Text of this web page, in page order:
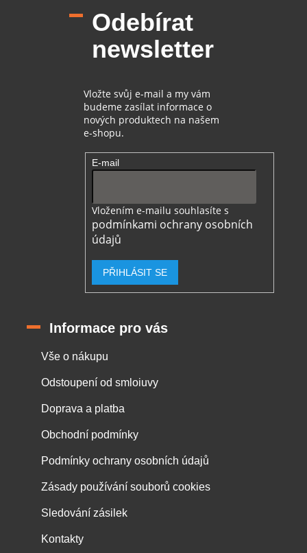
Odebírat
newsletter
Vložte svůj e-mail a my vám
budeme zasílat informace o
nových produktech na našem
e-shopu.
E-mail
Vložením e-mailu souhlasíte s
podmínkami ochrany osobních
údajů
PŘIHLÁSIT SE
Informace pro vás
Vše o nákupu
Odstoupení od smloiuvy
Doprava a platba
Obchodní podmínky
Podmínky ochrany osobních údajů
Zásady používání souborů cookies
Sledování zásilek
Kontakty